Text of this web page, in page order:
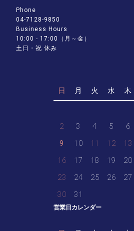
営業日カレンダー
日 月 火 水 木
2
3 4 5 6
9
10 11 12 13
16
17 18 19 20
23
24 25 26 27
30
31
Phone
04-7128-9850
Business Hours
10:00 - 17:00（月～金）
土日・祝 休み